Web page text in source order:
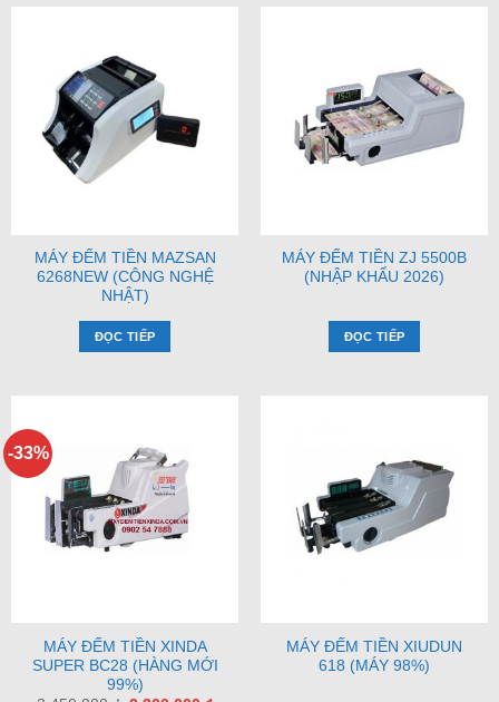
MÁY ĐẾM TIỀN MAZSAN
6268NEW (CÔNG NGHỆ
NHẬT)
ĐỌC TIẾP
MÁY ĐẾM TIỀN ZJ 5500B
(NHẬP KHẨU 2026)
ĐỌC TIẾP
-33%
MÁY ĐẾM TIỀN XINDA
SUPER BC28 (HÀNG MỚI
99%)
MÁY ĐẾM TIỀN XIUDUN
618 (MÁY 98%)